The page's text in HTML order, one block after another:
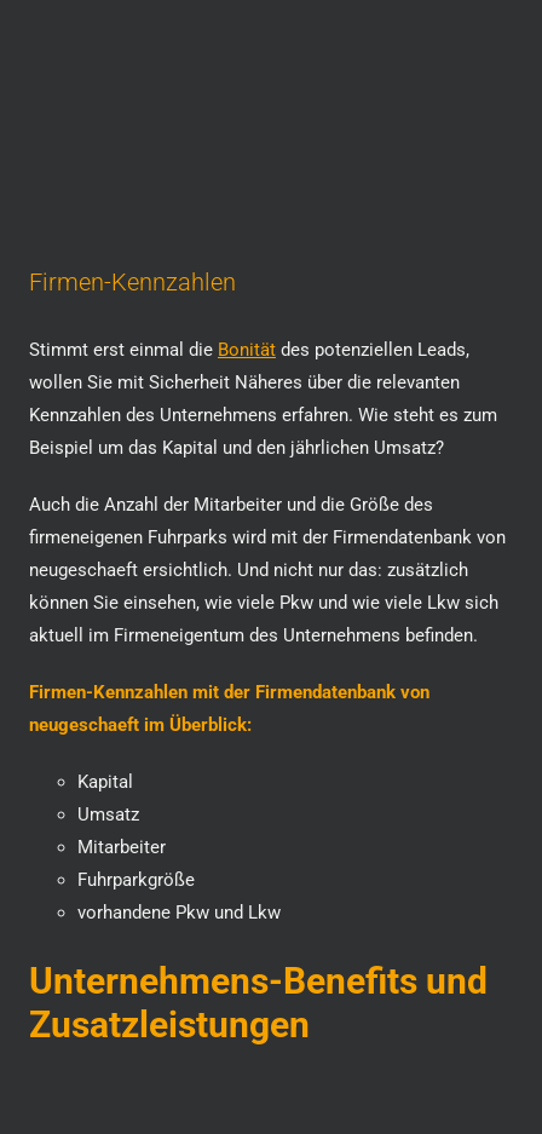
Firmen-Kennzahlen
Stimmt erst einmal die Bonitätdes potenziellen Leads,
wollen Sie mit Sicherheit Näheres über die relevanten
Kennzahlen des Unternehmens erfahren. Wie steht es zum
Beispiel um das Kapital und den jährlichen Umsatz?
Auch die Anzahl der Mitarbeiter und die Größe des
firmeneigenen Fuhrparks wird mit der Firmendatenbank von
neugeschaeft ersichtlich. Und nicht nur das: zusätzlich
können Sie einsehen, wie viele Pkw und wie viele Lkw sich
aktuell im Firmeneigentum des Unternehmens befinden.
Firmen-Kennzahlen mit der Firmendatenbank von
neugeschaeft im Überblick:
Kapital
Umsatz
Mitarbeiter
Fuhrparkgröße
vorhandene Pkw und Lkw
Unternehmens-Benefits und
Zusatzleistungen